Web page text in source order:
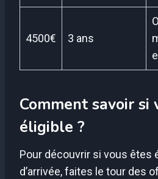
4500€ 3 ans
Comment savoir si
éligible ?
Pour découvrir si vous êtes
d’arrivée, faites le tour des